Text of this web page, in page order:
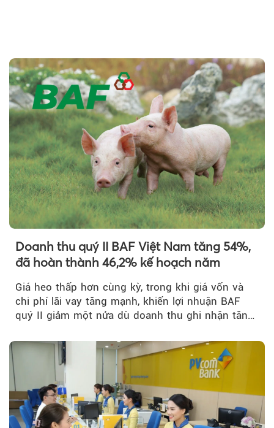
Doanh thu quý II BAF Việt Nam tăng 54%,
đã hoàn thành 46,2% kế hoạch năm
Giá heo thấp hơn cùng kỳ, trong khi giá vốn và
chi phí lãi vay tăng mạnh, khiến lợi nhuận BAF
quý II giảm một nửa dù doanh thu ghi nhận tăng